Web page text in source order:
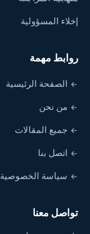
إخلاء المسؤولية
روابط مهمة
الصفحة الرئيسية
من نحن
جميع المقالات
اتصل بنا
سياسة الخصوصية
تواصل معنا